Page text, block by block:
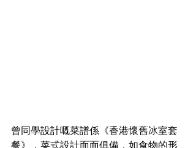
曾同學設計嘅菜譜係《香港懷舊冰室套
餐》，菜式設計面面俱備，如食物的形